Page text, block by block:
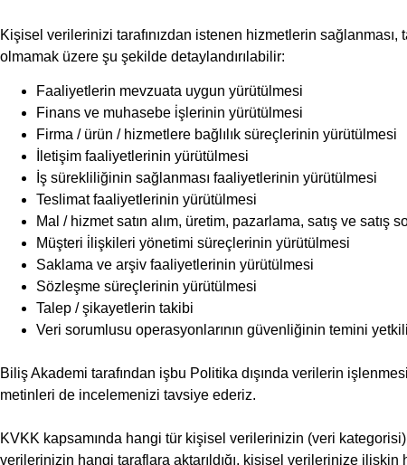
Kişisel verilerinizi tarafınızdan istenen hizmetlerin
olmamak üzere şu şekilde detaylandırılabilir:
Faaliyetlerin mevzuata uygun yürütülmesi
Finans ve muhasebe i̇şlerinin yürütülmesi
Firma / ürün / hizmetlere bağlılık süreçlerinin yürütülmesi
İletişim faaliyetlerinin yürütülmesi
İş sürekliliğinin sağlanması faaliyetlerinin yürütülmesi
Teslimat faaliyetlerinin yürütülmesi
Mal / hizmet satın alım, üretim, pazarlama, satış ve satış
Müşteri i̇lişkileri yönetimi süreçlerinin yürütülmesi
Saklama ve arşiv faaliyetlerinin yürütülmesi
Sözleşme süreçlerinin yürütülmesi
Talep / şikayetlerin takibi
Veri sorumlusu operasyonlarının güvenliğinin temini
Biliş Akademi tarafından işbu Politika dışında verilerin
metinleri de incelemenizi tavsiye ederiz.
KVKK kapsamında hangi tür kişisel verilerinizin (veri
verilerinizin hangi taraflara aktarıldığı, kişisel verilerinize